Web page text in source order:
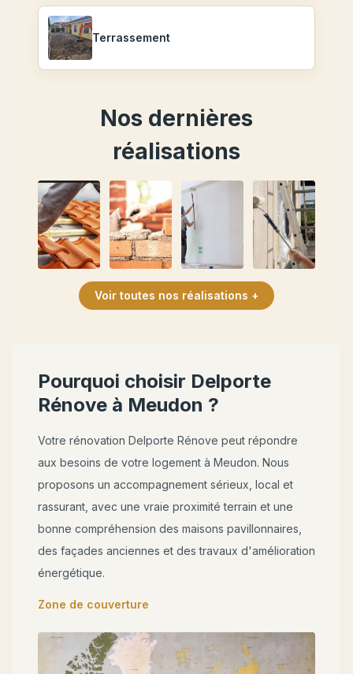
Terrassement
Nos dernières
réalisations
Voir toutes nos réalisations +
Pourquoi choisir Delporte
Rénove à Meudon ?
Votre rénovation Delporte Rénove peut répondre
aux besoins de votre logement à Meudon. Nous
proposons un accompagnement sérieux, local et
rassurant, avec une vraie proximité terrain et une
bonne compréhension des maisons pavillonnaires,
des façades anciennes et des travaux d'amélioration
énergétique.
Zone de couverture